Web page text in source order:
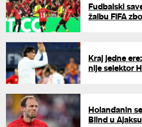
Fudbalski
žalbu FIFA
Kraj jedne
nije selektor
Holanđanin
Blind u Ajaksu